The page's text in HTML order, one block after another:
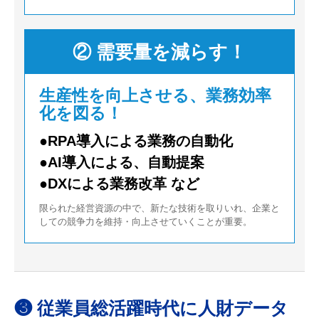
② 需要量を減らす！
生産性を向上させる、業務効率
化を図る！
●RPA導入による業務の自動化
●AI導入による、自動提案
●DXによる業務改革 など
限られた経営資源の中で、新たな技術を取りいれ、 企業と
しての競争力を維持・向上させていくことが重要。
❸ 従業員総活躍時代に人財データ